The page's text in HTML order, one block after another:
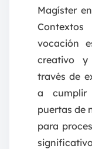
Magíster
vocación
creativo y
través de
a cumplir
puertas de
para